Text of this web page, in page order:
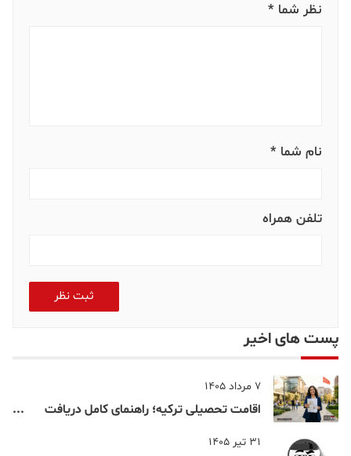
نظر شما *
نام شما *
تلفن همراه
ثبت نظر
پست های اخیر
7 مرداد 1405
اقامت تحصیلی ترکیه؛ راهنمای کامل دریافت
31 تیر 1405